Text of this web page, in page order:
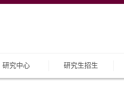
研究中心 研究生招生